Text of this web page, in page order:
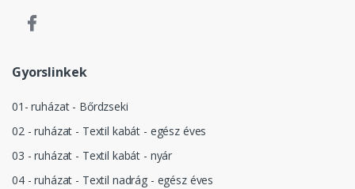
Gyorslinkek
01- ruházat - Bőrdzseki
02 - ruházat - Textil kabát - egész éves
03 - ruházat - Textil kabát - nyár
04 - ruházat - Textil nadrág - egész éves